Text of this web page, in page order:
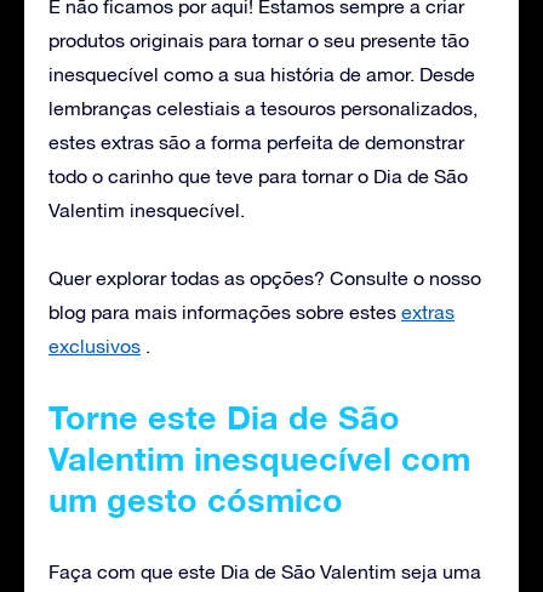
E não ficamos por aqui! Estamos sempre a criar
produtos originais para tornar o seu presente tão
inesquecível como a sua história de amor. Desde
lembranças celestiais a tesouros personalizados,
estes extras são a forma perfeita de demonstrar
todo o carinho que teve para tornar o Dia de São
Valentim inesquecível.
Quer explorar todas as opções? Consulte o nosso
blog para mais informações sobre estes extras
exclusivos .
Torne este Dia de São
Valentim inesquecível com
um gesto cósmico
Faça com que este Dia de São Valentim seja uma